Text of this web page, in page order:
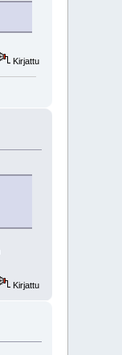
Kirjattu
Kirjattu